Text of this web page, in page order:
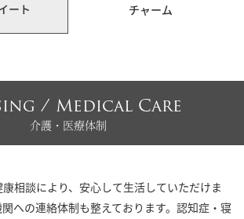
ート チャーム
/ Medical Care
介護・医療体制
相談により、安心して生活していただけま
への連絡体制も整えております。認知症・寝